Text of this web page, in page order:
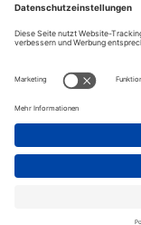
* Alle
JF-Buchdienst –
Zeitgeschehen,